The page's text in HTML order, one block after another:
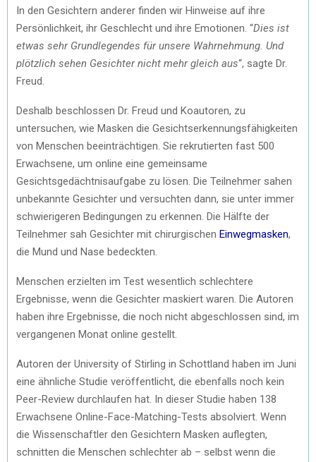
In den Gesichtern anderer finden wir Hinweise auf ihre
Persönlichkeit, ihr Geschlecht und ihre Emotionen. “Dies ist
etwas sehr Grundlegendes für unsere Wahrnehmung. Und
plötzlich sehen Gesichter nicht mehr gleich aus“, sagte Dr.
Freud.
Deshalb beschlossen Dr. Freud und Koautoren, zu
untersuchen, wie Masken die Gesichtserkennungsfähigkeiten
von Menschen beeinträchtigen. Sie rekrutierten fast 500
Erwachsene, um online eine gemeinsame
Gesichtsgedächtnisaufgabe zu lösen. Die Teilnehmer sahen
unbekannte Gesichter und versuchten dann, sie unter immer
schwierigeren Bedingungen zu erkennen. Die Hälfte der
Teilnehmer sah Gesichter mit chirurgischen Einwegmasken,
die Mund und Nase bedeckten.
Menschen erzielten im Test wesentlich schlechtere
Ergebnisse, wenn die Gesichter maskiert waren. Die Autoren
haben ihre Ergebnisse, die noch nicht abgeschlossen sind, im
vergangenen Monat online gestellt.
Autoren der University of Stirling in Schottland haben im Juni
eine ähnliche Studie veröffentlicht, die ebenfalls noch kein
Peer-Review durchlaufen hat. In dieser Studie haben 138
Erwachsene Online-Face-Matching-Tests absolviert. Wenn
die Wissenschaftler den Gesichtern Masken auflegten,
schnitten die Menschen schlechter ab – selbst wenn die